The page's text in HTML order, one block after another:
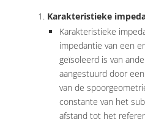
Karakteristieke
Karakteristieke
impedantie van een
geïsoleerd is van
aangestuurd door
van de
constante van het
afstand tot het